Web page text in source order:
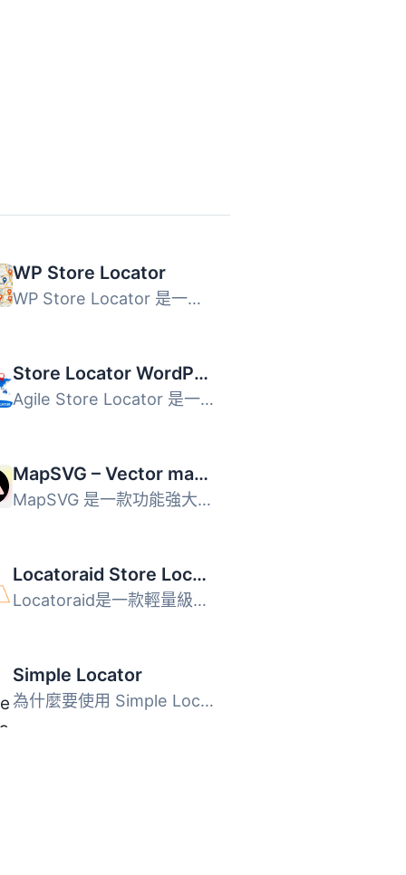
WP Store Locator
WP Store Locator 是一款功能強大且易於使用的位置管理系統。...
Store Locator WordPress
Agile Store Locator 是一款免費的 WordPress 外掛，幫助顧客...
MapSVG – Vector maps, Image maps, Google Maps
MapSVG 是一款功能強大的 WordPress 互動式地圖外掛，支援 SV...
Locatoraid Store Locator
Locatoraid是一款輕量級且易於使用的商店定位器外掛。 讓您的...
Simple Locator
為什麼要使用 Simple Locator？ Simple Locator 適合開發人員...